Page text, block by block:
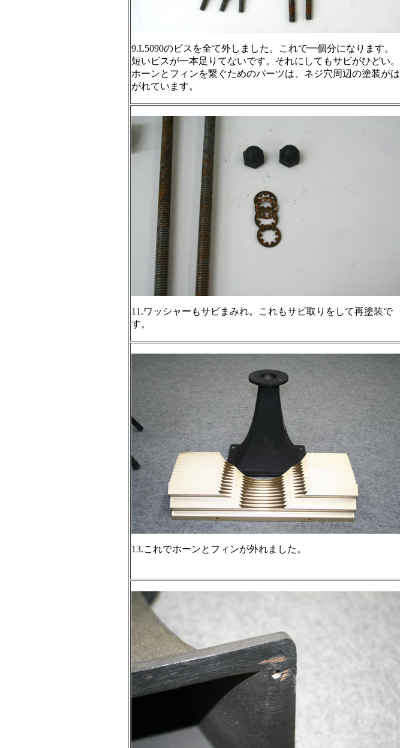
9.L5090のビスを全て外しました。これで一個分になります。
短いビスが一本足りてないです。それにしてもサビがひどい。
ホーンとフィンを繋ぐためのパーツは、ネジ穴周辺の塗装がは
がれています。
11.ワッシャーもサビまみれ。これもサビ取りをして再塗装で
す。
13.これでホーンとフィンが外れました。